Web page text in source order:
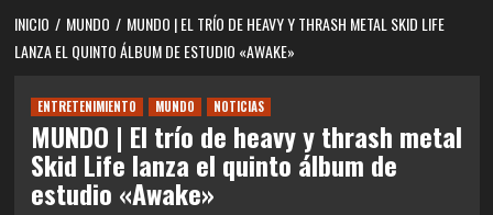
INICIO MUNDO
MUNDO | EL TRÍO DE HEAVY Y THRASH METAL SKID LIFE
LANZA EL QUINTO ÁLBUM DE ESTUDIO «AWAKE»
ENTRETENIMIENTO MUNDO NOTICIAS
MUNDO | El trío de heavy y thrash metal
Skid Life lanza el quinto álbum de
estudio «Awake»